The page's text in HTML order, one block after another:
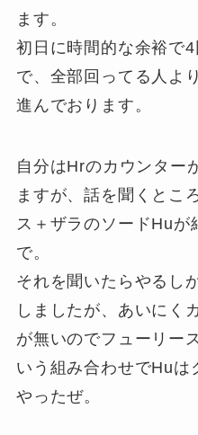
ます。
初日に時間的な余裕で
で、全部回ってる人よ
進んでおります。
自分はHrのカウンター
ますが、話を聞くとこ
ス＋ザラのソードHuが
で。
それを聞いたらやるし
しましたが、あいにく
が無いのでフューリー
いう組み合わせでHuは
やったぜ。